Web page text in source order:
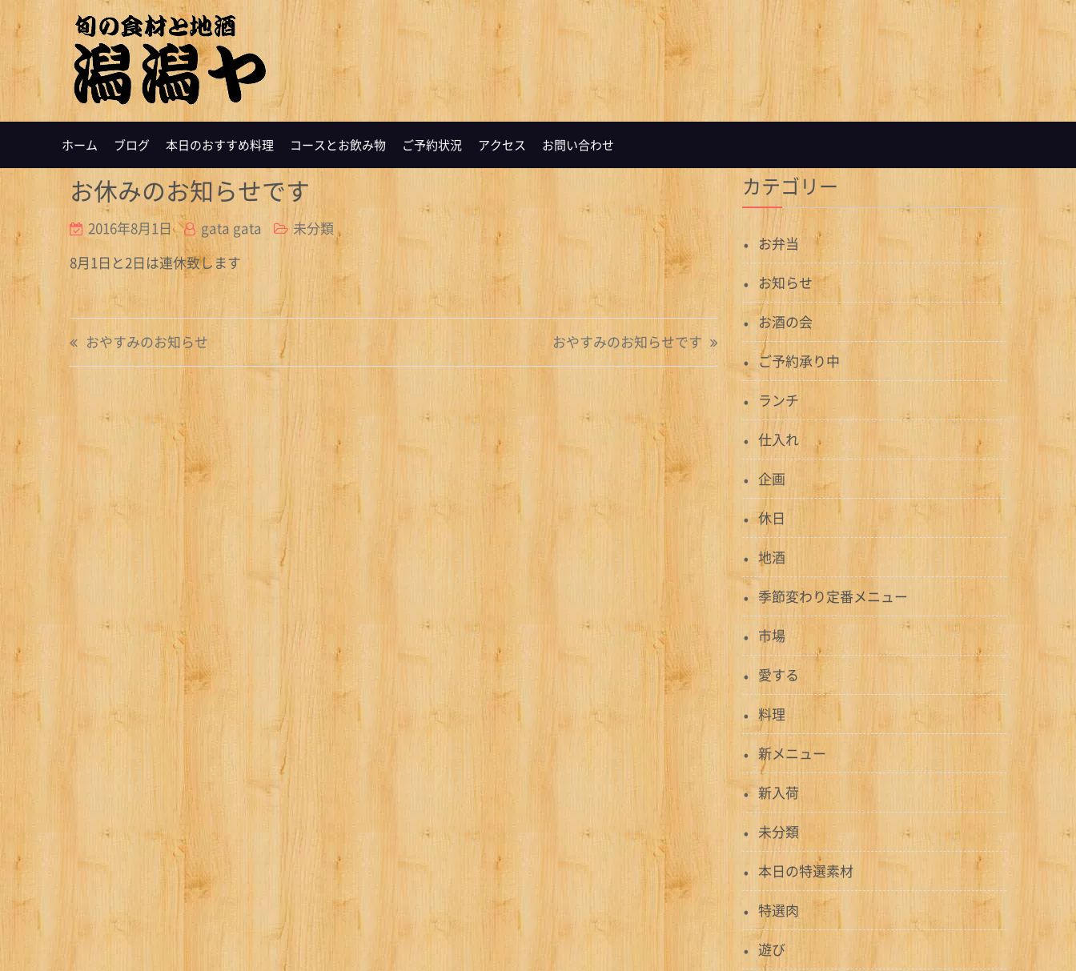
ホーム ブログ 本日のおすすめ料理 コースとお飲み物 ご予約状況 アクセス お問い合わせ
お休みのお知らせです
2016年8月1日 gata gata
未分類
8月1日と2日は連休致します
投
稿
シ
おやすみのお知らせ おやすみのお知らせです
カテゴリー
お弁当
お知らせ
お酒の会
ご予約承り中
ランチ
仕入れ
企画
休日
地酒
季節変わり定番メニュー
市場
愛する
料理
新メニュー
新入荷
未分類
本日の特選素材
特選肉
遊び